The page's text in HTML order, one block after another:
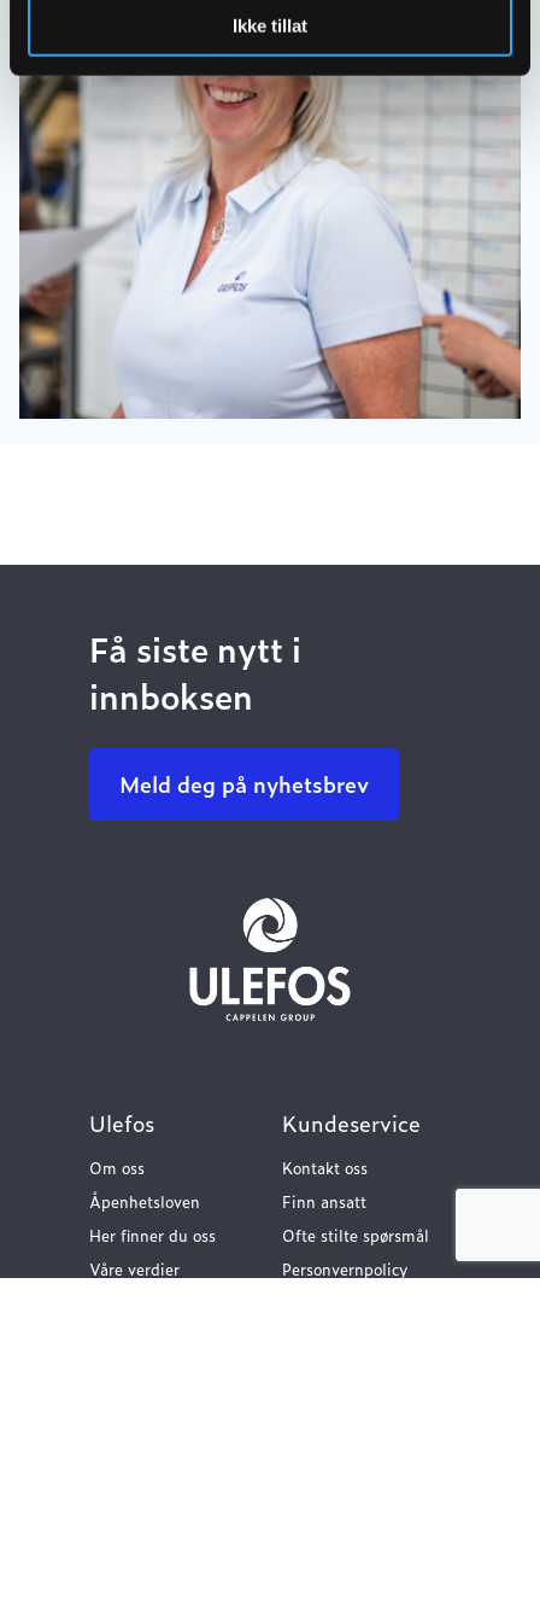
Ikke tillat
Få siste nytt i
innboksen
Meld deg på nyhetsbrev
Ulefos
Om oss
Åpenhetsloven
Her finner du oss
Våre verdier
Kundeservice
Kontakt oss
Finn ansatt
Ofte stilte spørsmål
Personvernpolicy